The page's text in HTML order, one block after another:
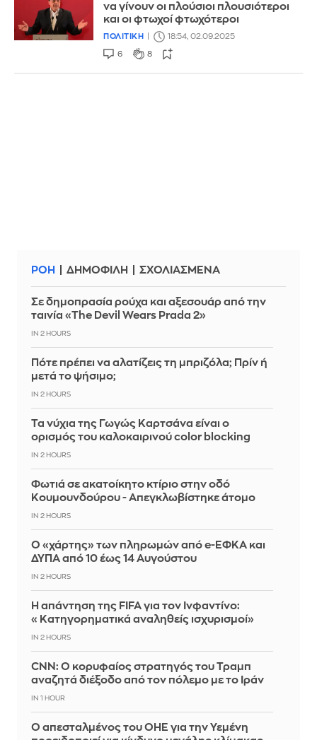
να γίνουν οι πλούσιοι πλουσιότεροι
και οι φτωχοί φτωχότεροι
ΠΟΛΙΤΙΚΗ 18:54, 02.09.2025
6 8
ΡΟΗ ΔΗΜΟΦΙΛΗ ΣΧΟΛΙΑΣΜΕΝΑ
Σε δημοπρασία ρούχα και αξεσουάρ από την
ταινία «The Devil Wears Prada 2»
IN 2 HOURS
Πότε πρέπει να αλατίζεις τη μπριζόλα; Πρίν ή
μετά το ψήσιμο;
IN 2 HOURS
Τα νύχια της Γωγώς Καρτσάνα είναι ο
ορισμός του καλοκαιρινού color blocking
IN 2 HOURS
Φωτιά σε ακατοίκητο κτίριο στην οδό
Κουμουνδούρου - Απεγκλωβίστηκε άτομο
IN 2 HOURS
Ο «χάρτης» των πληρωμών από e-ΕΦΚΑ και
ΔΥΠΑ από 10 έως 14 Αυγούστου
IN 2 HOURS
Η απάντηση της FIFA για τον Ινφαντίνο:
«Κατηγορηματικά αναληθείς ισχυρισμοί»
IN 2 HOURS
CNN: Ο κορυφαίος στρατηγός του Τραμπ
αναζητά διέξοδο από τον πόλεμο με το Ιράν
IN 1 HOUR
Ο απεσταλμένος του ΟΗΕ για την Υεμένη